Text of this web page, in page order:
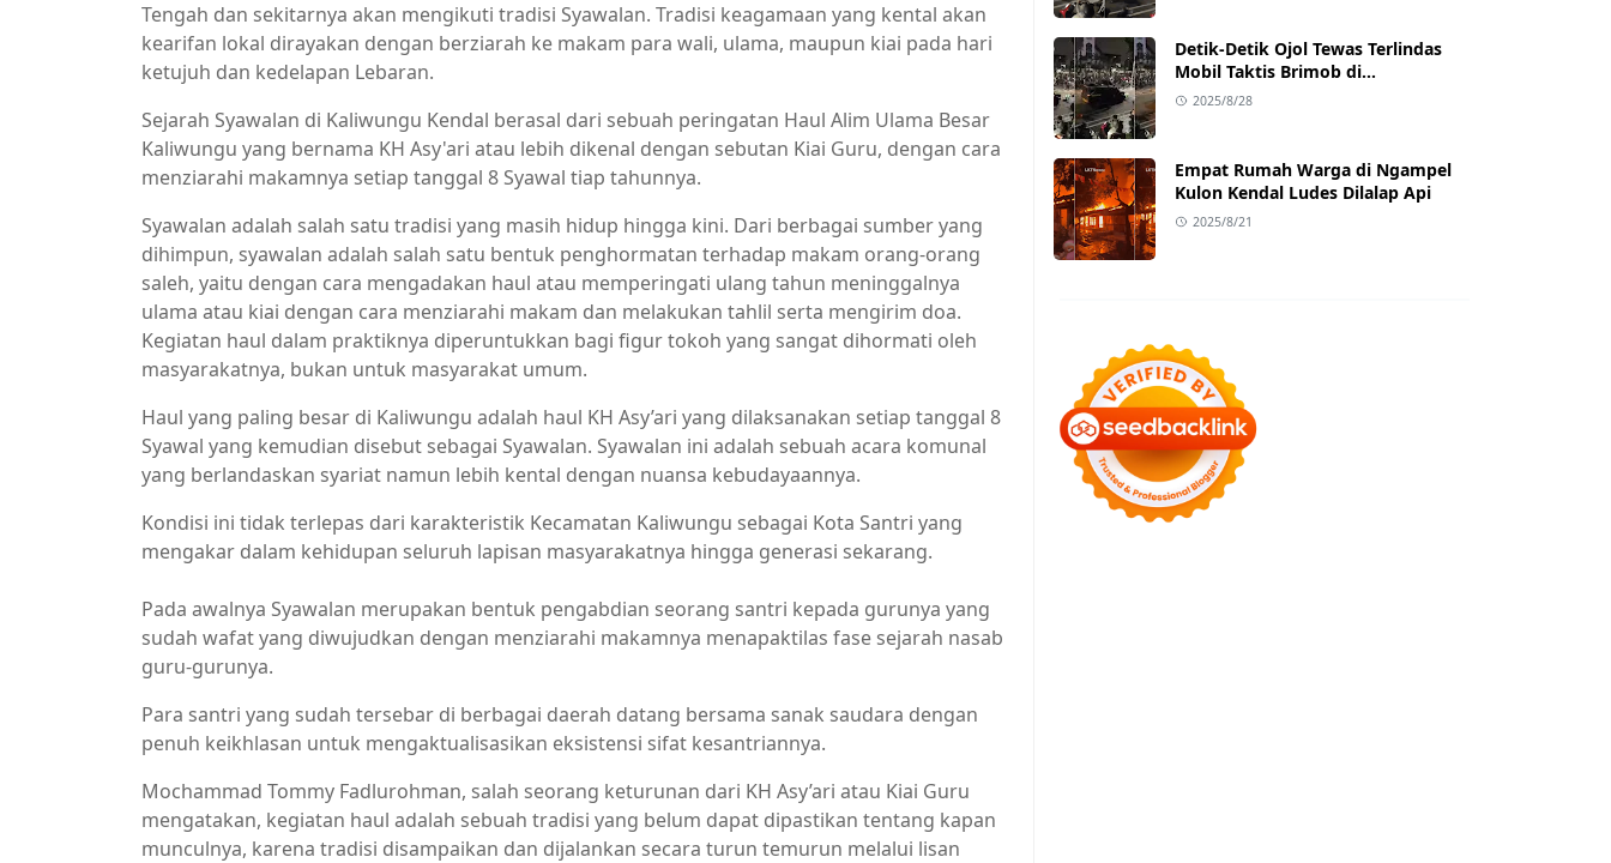
Tengah dan sekitarnya akan mengikuti tradisi Syawalan. Tradisi keagamaan yang kental akan
kearifan lokal dirayakan dengan berziarah ke makam para wali, ulama, maupun kiai pada hari
ketujuh dan kedelapan Lebaran.
Sejarah Syawalan di Kaliwungu Kendal berasal dari sebuah peringatan Haul Alim Ulama Besar
Kaliwungu yang bernama KH Asy'ari atau lebih dikenal dengan sebutan Kiai Guru, dengan cara
menziarahi makamnya setiap tanggal 8 Syawal tiap tahunnya.
Syawalan adalah salah satu tradisi yang masih hidup hingga kini. Dari berbagai sumber yang
dihimpun, syawalan adalah salah satu bentuk penghormatan terhadap makam orang-orang
saleh, yaitu dengan cara mengadakan haul atau memperingati ulang tahun meninggalnya
ulama atau kiai dengan cara menziarahi makam dan melakukan tahlil serta mengirim doa.
Kegiatan haul dalam praktiknya diperuntukkan bagi figur tokoh yang sangat dihormati oleh
masyarakatnya, bukan untuk masyarakat umum.
Haul yang paling besar di Kaliwungu adalah haul KH Asy’ari yang dilaksanakan setiap tanggal 8
Syawal yang kemudian disebut sebagai Syawalan. Syawalan ini adalah sebuah acara komunal
yang berlandaskan syariat namun lebih kental dengan nuansa kebudayaannya.
Kondisi ini tidak terlepas dari karakteristik Kecamatan Kaliwungu sebagai Kota Santri yang
mengakar dalam kehidupan seluruh lapisan masyarakatnya hingga generasi sekarang.
Pada awalnya Syawalan merupakan bentuk pengabdian seorang santri kepada gurunya yang
sudah wafat yang diwujudkan dengan menziarahi makamnya menapaktilas fase sejarah nasab
guru-gurunya.
Para santri yang sudah tersebar di berbagai daerah datang bersama sanak saudara dengan
penuh keikhlasan untuk mengaktualisasikan eksistensi sifat kesantriannya.
Mochammad Tommy Fadlurohman, salah seorang keturunan dari KH Asy’ari atau Kiai Guru
mengatakan, kegiatan haul adalah sebuah tradisi yang belum dapat dipastikan tentang kapan
munculnya, karena tradisi disampaikan dan dijalankan secara turun temurun melalui lisan
Detik-Detik Ojol Tewas Terlindas
Mobil Taktis Brimob di
Pejompongan, Viral di Medsos
2025/8/28
Empat Rumah Warga di Ngampel
Kulon Kendal Ludes Dilalap Api
2025/8/21